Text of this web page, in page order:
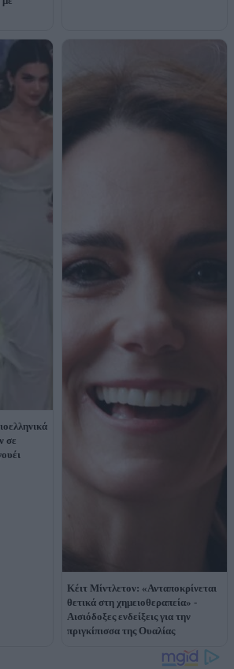
σε
Κέιτ Μίντλετον: «Ανταποκρίνεται
θετικά στη χημειοθεραπεία» -
Αισιόδοξες ενδείξεις για την
πριγκίπισσα της Ουαλίας